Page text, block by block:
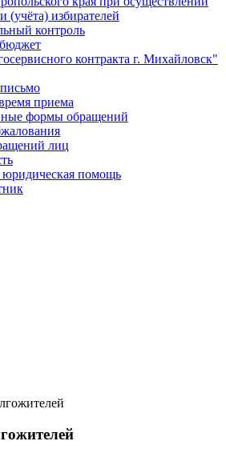
(учёта) избирателей
контроль
контракта г. Михайловск"
приема
формы обращений
лиц
юридическая помощь